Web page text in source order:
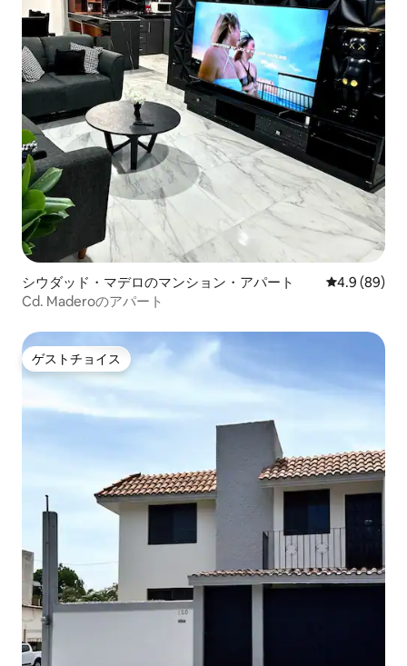
シウダッド・マデロのマンション・アパート レビュー89
4.9 (89)
Cd. Maderoのアパート
ゲストチョイス
ゲストチョイス